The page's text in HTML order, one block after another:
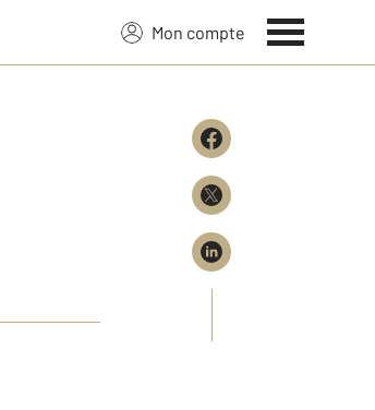
Mon compte